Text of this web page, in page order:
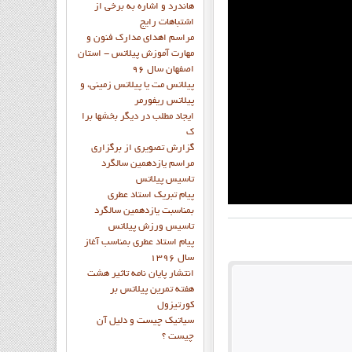
هاندرد و اشاره به برخي از
اشتباهات رايج
مراسم اهدای مدارک فنون و
مهارت آموزش پیلاتس - استان
اصفهان سال 96
پیلاتس مت یا پیلاتس زمینی، و
پیلاتس ریفورمر
ايجاد مطلب در ديگر بخشها برا
ک
گزارش تصويري از برگزاري
مراسم يازدهمين سالگرد
تاسيس پيلاتس
پيام تبريک استاد عطري
بمناسبت يازدهمين سالگرد
تاسيس ورزش پيلاتس
پيام استاد عطري بمناسب آغاز
سال 1396
انتشار پايان نامه تاثیر هشت
هفته تمرین پیلاتس بر
کورتیزول
سیاتیک چیست و دلیل آن
چیست ؟